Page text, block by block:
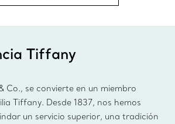
Tiffany
Co., se convierte en un miembro
Tiffany. Desde 1837, nos hemos
un servicio superior, una tradición